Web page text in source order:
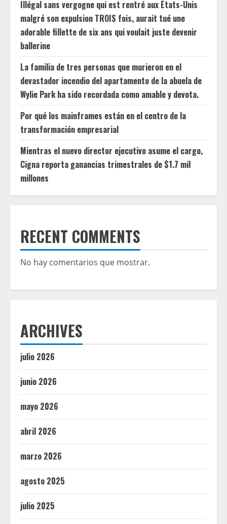
Illégal sans vergogne qui est rentré aux États-Unis
malgré son expulsion TROIS fois, aurait tué une
adorable fillette de six ans qui voulait juste devenir
ballerine
La familia de tres personas que murieron en el
devastador incendio del apartamento de la abuela de
Wylie Park ha sido recordada como amable y devota.
Por qué los mainframes están en el centro de la
transformación empresarial
Mientras el nuevo director ejecutivo asume el cargo,
Cigna reporta ganancias trimestrales de $1.7 mil
millones
RECENT COMMENTS
No hay comentarios que mostrar.
ARCHIVES
julio 2026
junio 2026
mayo 2026
abril 2026
marzo 2026
agosto 2025
julio 2025